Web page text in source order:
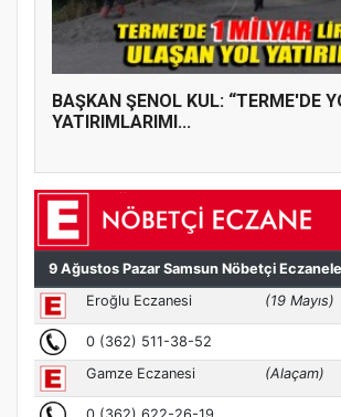
BAŞKAN ŞENOL KUL: “TERME'DE
YATIRIMLARIMI...